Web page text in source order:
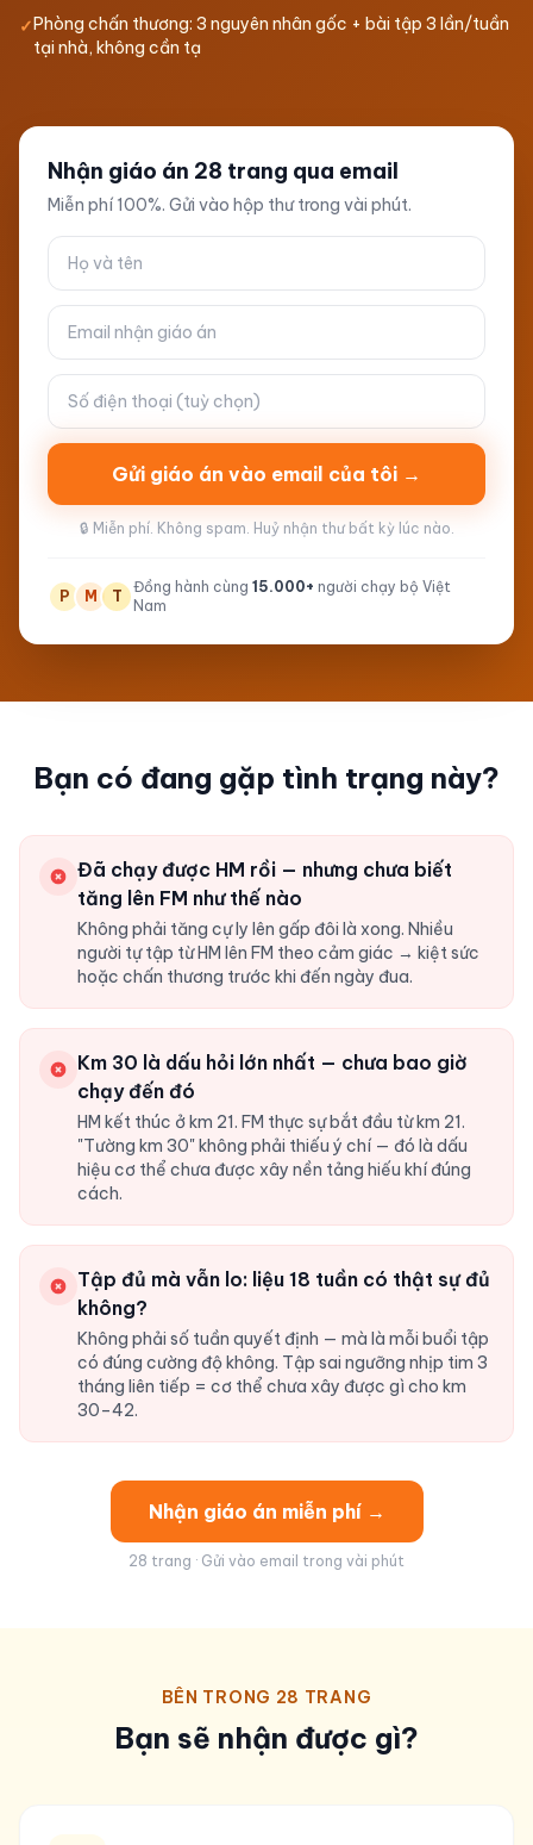
✓Phòng chấn thương: 3 nguyên nhân gốc + bài tập 3 lần/tuần
tại nhà, không cần tạ
Nhận giáo án 28 trang qua email
Miễn phí 100%. Gửi vào hộp thư trong vài phút.
Gửi giáo án vào email của tôi →
🔒 Miễn phí. Không spam. Huỷ nhận thư bất kỳ lúc nào.
P M T
Đồng hành cùng 15.000+ người chạy bộ Việt
Nam
Bạn có đang gặp tình trạng này?
Đã chạy được HM rồi — nhưng chưa biết
tăng lên FM như thế nào
Không phải tăng cự ly lên gấp đôi là xong. Nhiều
người tự tập từ HM lên FM theo cảm giác → kiệt sức
hoặc chấn thương trước khi đến ngày đua.
Km 30 là dấu hỏi lớn nhất — chưa bao giờ
chạy đến đó
HM kết thúc ở km 21. FM thực sự bắt đầu từ km 21.
"Tường km 30" không phải thiếu ý chí — đó là dấu
hiệu cơ thể chưa được xây nền tảng hiếu khí đúng
cách.
Tập đủ mà vẫn lo: liệu 18 tuần có thật sự đủ
không?
Không phải số tuần quyết định — mà là mỗi buổi tập
có đúng cường độ không. Tập sai ngưỡng nhịp tim 3
tháng liên tiếp = cơ thể chưa xây được gì cho km
30–42.
Nhận giáo án miễn phí →
28 trang · Gửi vào email trong vài phút
BÊN TRONG 28 TRANG
Bạn sẽ nhận được gì?